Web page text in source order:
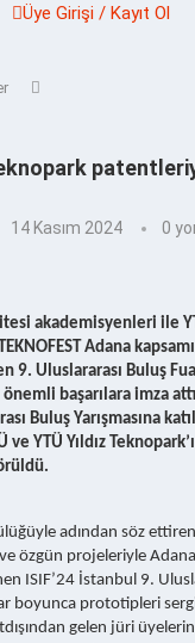
Üye Girişi / Kayıt Ol
14 Kasım 2024 0
akademisyenleri ile
Adana
9. Uluslararası Buluş
başarılara imza
Buluş Yarışmasına
ve YTÜ Yıldız
adından söz ettiren
özgün projeleriyle
ISIF’24 İstanbul 9.
boyunca prototipleri
gelen jüri